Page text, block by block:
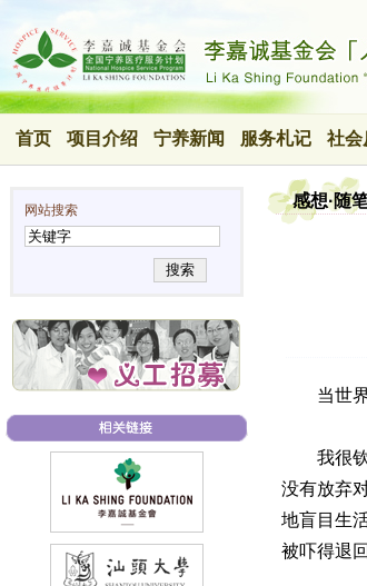
首页 项目介绍 宁养新闻 服务札记 社会
网站搜索
搜索
感想·随
当世
我很
没有放弃
地盲目生
被吓得退